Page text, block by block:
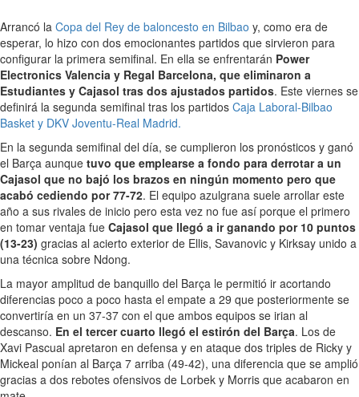
Arrancó la Copa del Rey de baloncesto en Bilbao y, como era de
esperar, lo hizo con dos emocionantes partidos que sirvieron para
configurar la primera semifinal. En ella se enfrentarán Power
Electronics Valencia y Regal Barcelona, que eliminaron a
Estudiantes y Cajasol tras dos ajustados partidos. Este viernes se
definirá la segunda semifinal tras los partidos Caja Laboral-Bilbao
Basket y DKV Joventu-Real Madrid.
En la segunda semifinal del día, se cumplieron los pronósticos y ganó
el Barça aunque tuvo que emplearse a fondo para derrotar a un
Cajasol que no bajó los brazos en ningún momento pero que
acabó cediendo por 77-72. El equipo azulgrana suele arrollar este
año a sus rivales de inicio pero esta vez no fue así porque el primero
en tomar ventaja fue Cajasol que llegó a ir ganando por 10 puntos
(13-23) gracias al acierto exterior de Ellis, Savanovic y Kirksay unido a
una técnica sobre Ndong.
La mayor amplitud de banquillo del Barça le permitió ir acortando
diferencias poco a poco hasta el empate a 29 que posteriormente se
convertiría en un 37-37 con el que ambos equipos se irian al
descanso. En el tercer cuarto llegó el estirón del Barça. Los de
Xavi Pascual apretaron en defensa y en ataque dos triples de Ricky y
Mickeal ponían al Barça 7 arriba (49-42), una diferencia que se amplió
gracias a dos rebotes ofensivos de Lorbek y Morris que acabaron en